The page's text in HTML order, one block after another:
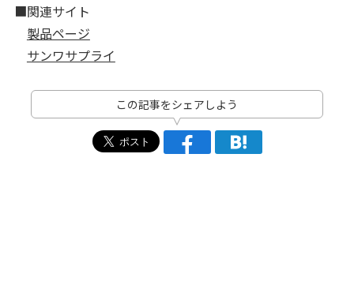
■関連サイト
製品ページ
サンワサプライ
この記事をシェアしよう